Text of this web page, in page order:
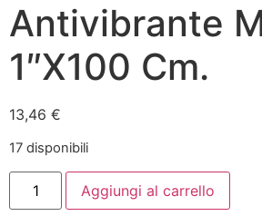
Antivibrante
1″X100 Cm.
13,46 €
17 disponibili
Aggiungi al carrello